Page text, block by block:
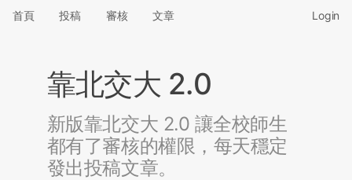
首頁 投稿 審核 文章 Login
靠北交大 2.0
新版靠北交大 2.0 讓全校師生
都有了審核的權限，每天穩定
發出投稿文章。